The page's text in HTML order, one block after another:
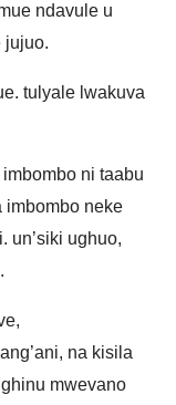
ndavule u
jujuo.
tulyale lwakuva
ni taabu
imbombo neke
un’siki ughuo,
na kisila
mwevano